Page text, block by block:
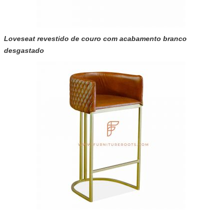
Loveseat revestido de couro com acabamento branco
desgastado